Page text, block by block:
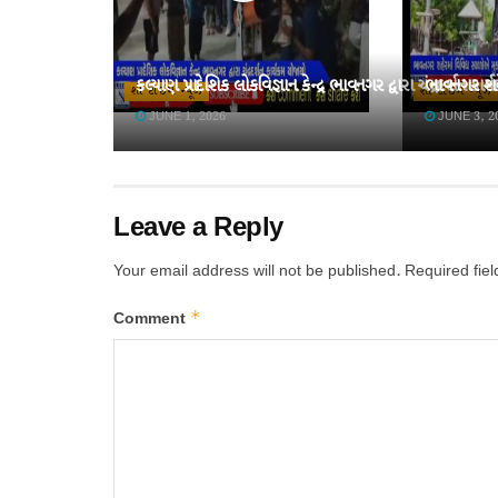
શો ટાઈમ ન્યૂઝ
કલ્યાણ પ્રાદેશિક લોકવિજ્ઞાન કેન્દ્ર ભાવનગર દ્વારા ચંદ્રદર્શન
JUNE 1, 2026
શો ટાઈમ ન્યૂઝ
ભાવનગર
JUNE 3,
Leave a Reply
Your email address will not be published. Required
Comment *